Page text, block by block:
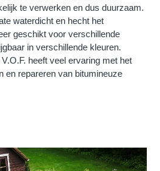
te verwerken en dus duurzaam.
waterdicht en hecht het
geschikt voor verschillende
in verschillende kleuren.
heeft veel ervaring met het
en repareren van bitumineuze